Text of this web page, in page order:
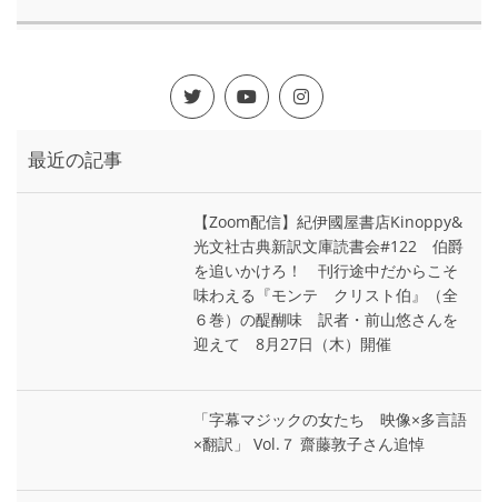
最近の記事
【Zoom配信】紀伊國屋書店Kinoppy&
光文社古典新訳文庫読書会#122 伯爵
を追いかけろ！ 刊行途中だからこそ
味わえる『モンテ゠クリスト伯』（全
６巻）の醍醐味 訳者・前山悠さんを
迎えて 8月27日（木）開催
「字幕マジックの女たち 映像×多言語
×翻訳」 Vol.７ 齋藤敦子さん追悼